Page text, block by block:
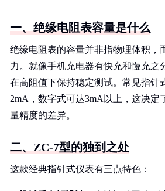
一、绝缘电阻表容量是什么
绝缘电阻表的容量并非指物理体积，
力。就像手机充电器有快充和慢充之
在高阻值下保持稳定测试。常见指针
2mA，数字式可达3mA以上，这决定
量精度的差异。
二、ZC-7型的独到之处
这款经典指针式仪表有三点特色：